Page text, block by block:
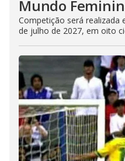
Mundo
Competição será realizada
de julho de 2027, em oito